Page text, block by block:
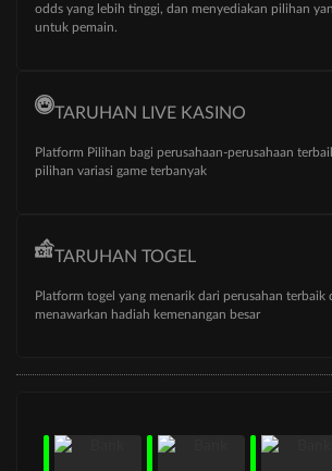
odds yang lebih tinggi, dan menyediakan pilihan
untuk pemain.
TARUHAN LIVE KASINO
Platform Pilihan bagi perusahaan-perusahaan
pilihan variasi game terbanyak
TARUHAN TOGEL
Platform togel yang menarik dari perusahan terbaik
menawarkan hadiah kemenangan besar